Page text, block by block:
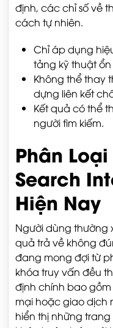
định, các chỉ số về
cách tự nhiên.
Chỉ áp dụng
tảng kỹ thuật ổn
Không thể thay
dựng liên kết
Kết quả có thể
người tìm kiếm.
Phân
Search
Hiện Nay
Người dùng thường
quả trả về không
đang mong đợi từ
khóa truy vấn đều
định chính bao
mại hoặc giao dịch
hiển thị những